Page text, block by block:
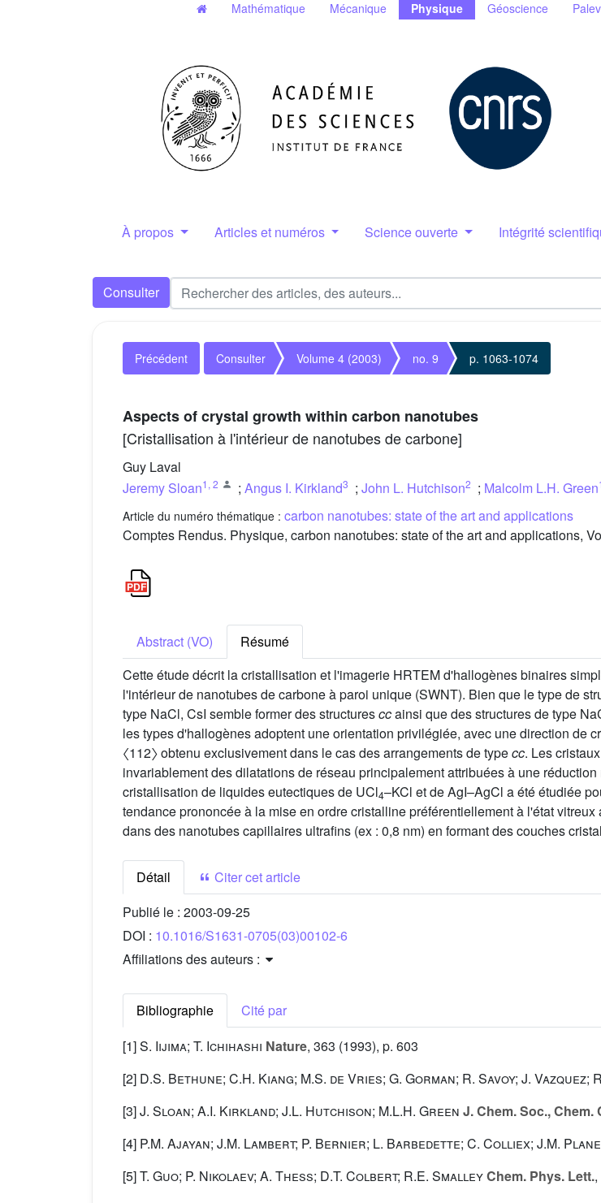
Mathématique Mécanique Physique Géoscience
À propos Articles et numéros Science ouverte Intégrité
Consulter
Précédent Consulter Volume 4 (2003) no. 9 p. 1063-1074
Aspects of crystal growth within carbon nanotubes
[Cristallisation à l'intérieur de nanotubes de carbone]
Guy Laval
Jeremy Sloan1 , 2 ; Angus I. Kirkland3 ; John L. Hutchison2 ; Malcolm L.H. Green1
Article du numéro thématique : carbon nanotubes: state of the art and applications
Comptes Rendus. Physique, carbon nanotubes: state of the art and applications,
Abstract (VO)
Résumé
Cette étude décrit la cristallisation et l'imagerie HRTEM d'hallogènes binaires
l'intérieur de nanotubes de carbone à paroi unique (SWNT). Bien que le type de
type NaCl, CsI semble former des structuresccainsi que des structures de type
les types d'hallogènes adoptent une orientation privilégiée, avec une direction de
〈112〉 obtenu exclusivement dans le cas des arrangements de typecc. Les
invariablement des dilatations de réseau principalement attribuées à une
cristallisation de liquides eutectiques de UCl4–KCl et de AgI–AgCl a été étudiée
tendance prononcée à la mise en ordre cristalline préférentiellement à l'état
dans des nanotubes capillaires ultrafins (ex : 0,8 nm) en formant des couches
Détail
Citer cet article
Publié le : 2003-09-25
DOI : 10.1016/S1631-0705(03)00102-6
Affiliations des auteurs :
Bibliographie
Cité par
[1]S. Iijima; T. Ichihashi Nature, 363 (1993), p. 603
[2] D.S. Bethune; C.H. Kiang; M.S. de Vries; G. Gorman; R. Savoy; J. Vazquez;
[3]J. Sloan; A.I. Kirkland; J.L. Hutchison; M.L.H. Green J. Chem. Soc., Chem.
[4] P.M. Ajayan; J.M. Lambert; P. Bernier; L. Barbedette; C. Colliex; J.M.
[5]T. Guo; P. Nikolaev; A. Thess; D.T. Colbert; R.E. SmalleyChem. Phys. Lett.